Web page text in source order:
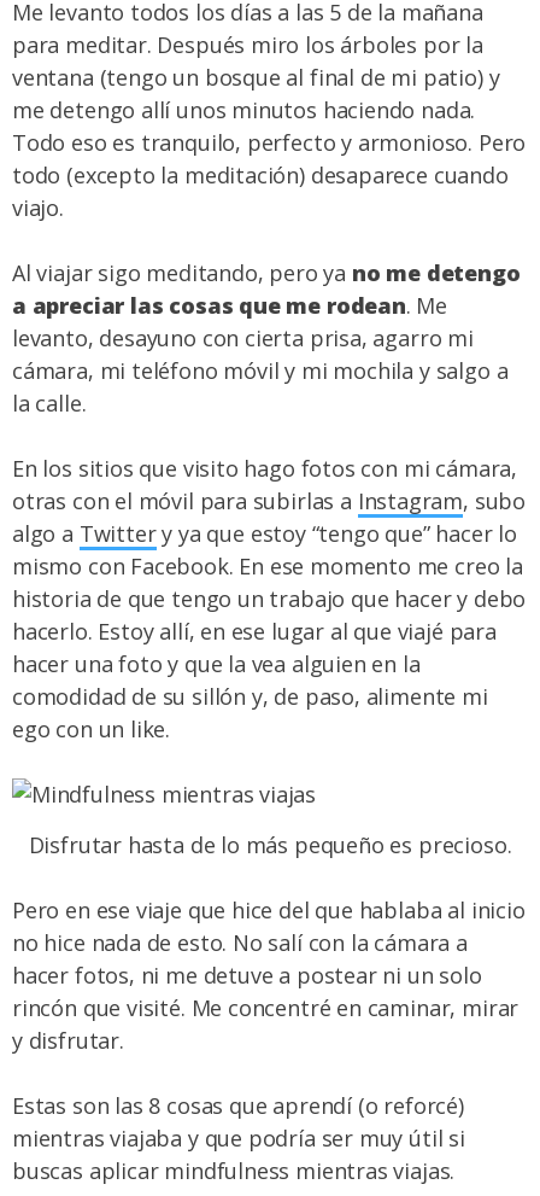
Me levanto todos los días a las 5 de la mañana
para meditar. Después miro los árboles por la
ventana (tengo un bosque al final de mi patio) y
me detengo allí unos minutos haciendo nada.
Todo eso es tranquilo, perfecto y armonioso. Pero
todo (excepto la meditación) desaparece cuando
viajo.
Al viajar sigo meditando, pero ya no me detengo
a apreciar las cosas que me rodean. Me
levanto, desayuno con cierta prisa, agarro mi
cámara, mi teléfono móvil y mi mochila y salgo a
la calle.
En los sitios que visito hago fotos con mi cámara,
otras con el móvil para subirlas a Instagram, subo
algo a Twittery ya que estoy “tengo que” hacer lo
mismo con Facebook. En ese momento me creo la
historia de que tengo un trabajo que hacer y debo
hacerlo. Estoy allí, en ese lugar al que viajé para
hacer una foto y que la vea alguien en la
comodidad de su sillón y, de paso, alimente mi
ego con un like.
Disfrutar hasta de lo más pequeño es precioso.
Pero en ese viaje que hice del que hablaba al inicio
no hice nada de esto. No salí con la cámara a
hacer fotos, ni me detuve a postear ni un solo
rincón que visité. Me concentré en caminar, mirar
y disfrutar.
Estas son las 8 cosas que aprendí (o reforcé)
mientras viajaba y que podría ser muy útil si
buscas aplicar mindfulness mientras viajas.